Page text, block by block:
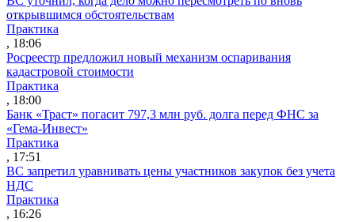
открывшимся обстоятельствам
Практика
, 18:06
Росреестр предложил новый механизм оспаривания
кадастровой стоимости
Практика
, 18:00
Банк «Траст» погасит 797,3 млн руб. долга перед ФНС за
«Гема-Инвест»
Практика
, 17:51
ВС запретил уравнивать цены участников закупок без учета
НДС
Практика
, 16:26